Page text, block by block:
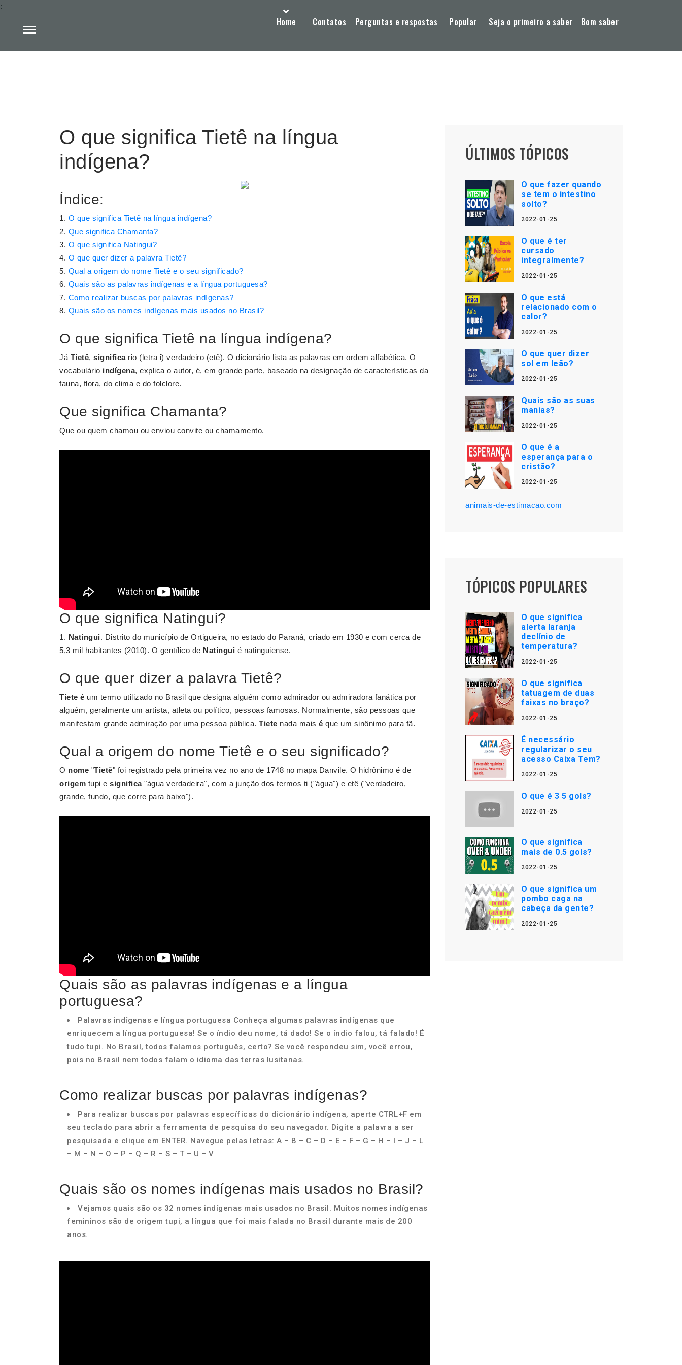
Home Contatos Perguntas e respostas Popular Seja o primeiro a saber Bom saber
:
O que significa Tietê na língua
indígena?
Índice:
O que significa Tietê na língua indígena?
Que significa Chamanta?
O que significa Natingui?
O que quer dizer a palavra Tietê?
Qual a origem do nome Tietê e o seu significado?
Quais são as palavras indígenas e a língua portuguesa?
Como realizar buscas por palavras indígenas?
Quais são os nomes indígenas mais usados no Brasil?
O que significa Tietê na língua indígena?
Já Tietê, significario (letra i) verdadeiro (etê). O dicionário lista as palavras em ordem alfabética. O
vocabulário indígena, explica o autor, é, em grande parte, baseado na designação de características da
fauna, flora, do clima e do folclore.
Que significa Chamanta?
Que ou quem chamou ou enviou convite ou chamamento.
O que significa Natingui?
1. Natingui. Distrito do município de Ortigueira, no estado do Paraná, criado em 1930 e com cerca de
5,3 mil habitantes (2010). O gentílico de Natingui é natinguiense.
O que quer dizer a palavra Tietê?
Tiete é um termo utilizado no Brasil que designa alguém como admirador ou admiradora fanática por
alguém, geralmente um artista, atleta ou político, pessoas famosas. Normalmente, são pessoas que
manifestam grande admiração por uma pessoa pública. Tiete nada mais é que um sinônimo para fã.
Qual a origem do nome Tietê e o seu significado?
O nome "Tietê" foi registrado pela primeira vez no ano de 1748 no mapa Danvile. O hidrônimo é de
origem tupi e significa"água verdadeira", com a junção dos termos ti ("água") e etê ("verdadeiro,
grande, fundo, que corre para baixo").
Quais são as palavras indígenas e a língua
portuguesa?
Palavras indígenas e língua portuguesa Conheça algumas palavras indígenas que
enriquecem a língua portuguesa! Se o índio deu nome, tá dado! Se o índio falou, tá falado! É
tudo tupi. No Brasil, todos falamos português, certo? Se você respondeu sim, você errou,
pois no Brasil nem todos falam o idioma das terras lusitanas.
Como realizar buscas por palavras indígenas?
Para realizar buscas por palavras específicas do dicionário indígena, aperte CTRL+F em
seu teclado para abrir a ferramenta de pesquisa do seu navegador. Digite a palavra a ser
pesquisada e clique em ENTER. Navegue pelas letras: A – B – C – D – E – F – G – H – I – J – L
– M – N – O – P – Q – R – S – T – U – V
Quais são os nomes indígenas mais usados no Brasil?
Vejamos quais são os 32 nomes indígenas mais usados no Brasil. Muitos nomes indígenas
femininos são de origem tupi, a língua que foi mais falada no Brasil durante mais de 200
anos.
ÚLTIMOS TÓPICOS
O que fazer quando
se tem o intestino
solto?
2022-01-25
O que é ter
cursado
integralmente?
2022-01-25
O que está
relacionado com o
calor?
2022-01-25
O que quer dizer
sol em leão?
2022-01-25
Quais são as suas
manias?
2022-01-25
O que é a
esperança para o
cristão?
2022-01-25
animais-de-estimacao.com
TÓPICOS POPULARES
O que significa
alerta laranja
declínio de
temperatura?
2022-01-25
O que significa
tatuagem de duas
faixas no braço?
2022-01-25
É necessário
regularizar o seu
acesso Caixa Tem?
2022-01-25
O que é 3 5 gols?
2022-01-25
O que significa
mais de 0.5 gols?
2022-01-25
O que significa um
pombo caga na
cabeça da gente?
2022-01-25